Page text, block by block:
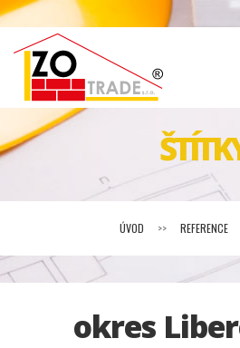
ÚVOD >> REFERENCE
okres